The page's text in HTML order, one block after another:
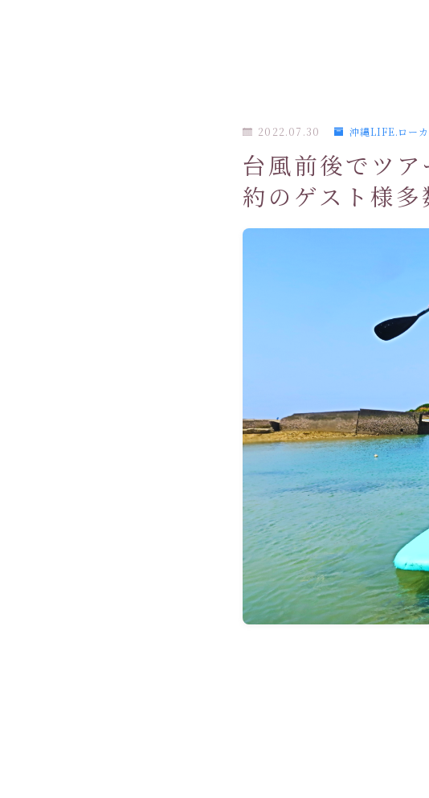
2022.07.30 沖縄LIFE.ロー
台風前後でツ
約のゲスト様多